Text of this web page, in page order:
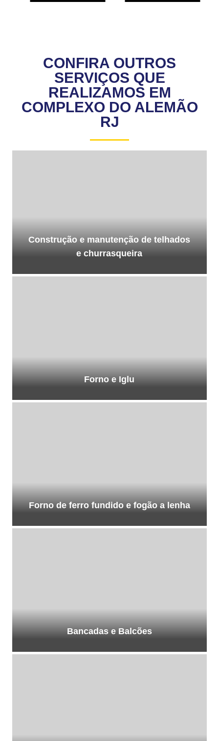
CONFIRA OUTROS
SERVIÇOS QUE
REALIZAMOS EM
COMPLEXO DO ALEMÃO
RJ
Construção e manutenção de telhados
e churrasqueira
Forno e Iglu
Forno de ferro fundido e fogão a lenha
Bancadas e Balcões